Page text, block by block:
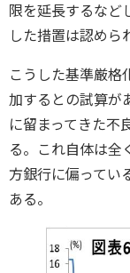
限を延長するなど
した措置は認めら
こうした基準厳格
加するとの試算が
に留まってきた不
る。これ自体は全
方銀行に偏ってい
ある。